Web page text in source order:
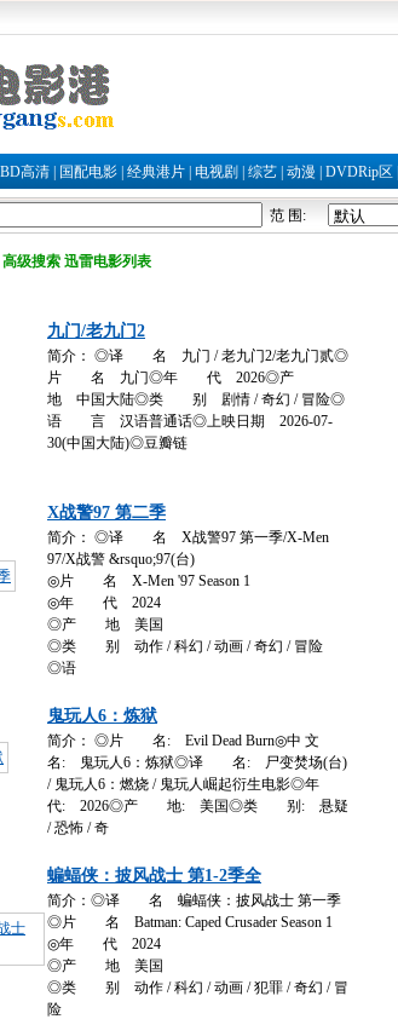
BD高清 国配电影 经典港片 电视剧 综艺 动漫 DVDRip区
范 围:
高级搜索 迅雷电影列表
九门/老九门2
简介： ◎译 名 九门 / 老九门2/老九门贰◎
片 名 九门◎年 代 2026◎产
地 中国大陆◎类 别 剧情 / 奇幻 / 冒险◎
语 言 汉语普通话◎上映日期 2026-07-
30(中国大陆)◎豆瓣链
X战警97 第二季
简介： ◎译 名 X战警97 第一季/X-Men
97/X战警 &rsquo;97(台)
◎片 名 X-Men '97 Season 1
◎年 代 2024
◎产 地 美国
◎类 别 动作 / 科幻 / 动画 / 奇幻 / 冒险
◎语
鬼玩人6：炼狱
简介： ◎片 名: Evil Dead Burn◎中 文
名: 鬼玩人6：炼狱◎译 名: 尸变焚场(台)
/ 鬼玩人6：燃烧 / 鬼玩人崛起衍生电影◎年
代: 2026◎产 地: 美国◎类 别: 悬疑
/ 恐怖 / 奇
蝙蝠侠：披风战士 第1-2季全
简介：◎译 名 蝙蝠侠：披风战士 第一季
◎片 名 Batman: Caped Crusader Season 1
◎年 代 2024
◎产 地 美国
◎类 别 动作 / 科幻 / 动画 / 犯罪 / 奇幻 / 冒
险